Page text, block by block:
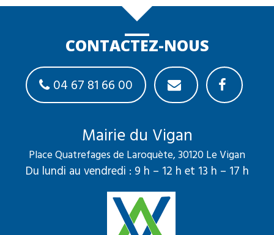
CONTACTEZ-NOUS
04 67 81 66 00
Mairie du Vigan
Place Quatrefages de Laroquète, 30120 Le Vigan
Du lundi au vendredi : 9 h – 12 h et 13 h – 17 h